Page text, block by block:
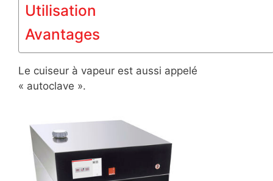
Utilisation
Avantages
Le cuiseur à vapeur est aussi appelé
« autoclave ».